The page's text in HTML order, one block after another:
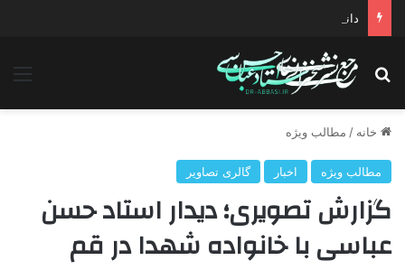
دانلود سخنرانی استاد حسن عباسی با موضوع چهار انتخاب ۱۴۰۰
جستجو برای
خانه / مطالب ویژه
مطالب ویژه اخبار گالری تصاویر
گزارش تصویری؛ دیدار استاد حسن
عباسی با خانواده شهدا در قم